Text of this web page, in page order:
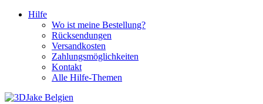
Hilfe
Wo ist meine Bestellung?
Rücksendungen
Versandkosten
Zahlungsmöglichkeiten
Kontakt
Alle Hilfe-Themen